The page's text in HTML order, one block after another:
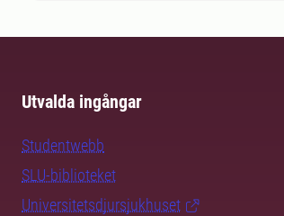
Utvalda ingångar
Studentwebb
SLU-biblioteket
Universitetsdjursjukhuset